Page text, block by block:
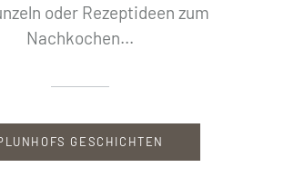
oder Rezeptideen zum
Nachkochen...
GESCHICHTEN